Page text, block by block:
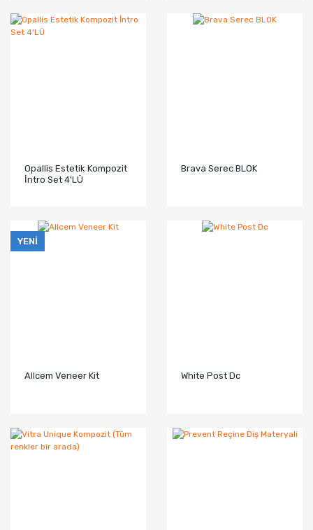
Opallis Estetik Kompozit
İntro Set 4'LÜ
Brava Serec BLOK
YENİ
Allcem Veneer Kit White Post Dc